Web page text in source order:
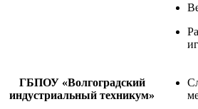
ГБПОУ «Волгоградский
индустриальный техникум»